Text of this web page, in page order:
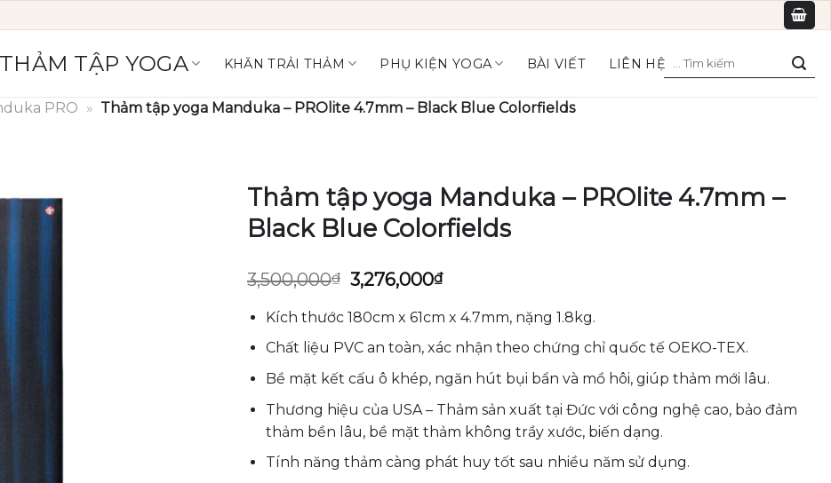
THẢM TẬP YOGA KHĂN TRẢI THẢM PHỤ KIỆN YOGA BÀI VIẾT LIÊN HỆTìm
PRO » Thảm tập yoga Manduka – PROlite 4.7mm – Black Blue Colorfields
Thảm tập yoga Manduka – PROlite 4.7mm –
Black Blue Colorfields
3,500,000₫ Giá
là:
3,276,000₫Giá
tại
3,276,000₫.
Kích thước 180cm x 61cm x 4.7mm, nặng 1.8kg.
Chất liệu PVC an toàn, xác nhận theo chứng chỉ quốc tế OEKO-TEX.
Bề mặt kết cấu ô khép, ngăn hút bụi bẩn và mồ hôi, giúp thảm mới lâu.
Thương hiệu của USA – Thảm sản xuất tại Đức với công nghệ cao, bảo đảm
thảm bền lâu, bề mặt thảm không trầy xước, biến dạng.
Tính năng thảm càng phát huy tốt sau nhiều năm sử dụng.